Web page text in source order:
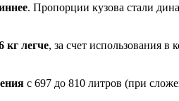
. Пропорции кузова стали
кг легче, за счет использования
с 697 до 810 литров (при